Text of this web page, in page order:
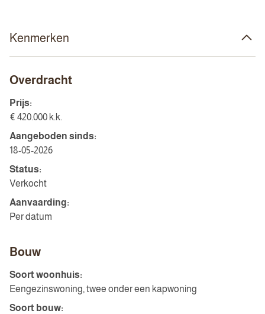
Kenmerken
Overdracht
Prijs:
€ 420.000 k.k.
Aangeboden sinds:
18-05-2026
Status:
Verkocht
Aanvaarding:
Per datum
Bouw
Soort woonhuis:
Eengezinswoning, twee onder een kapwoning
Soort bouw: